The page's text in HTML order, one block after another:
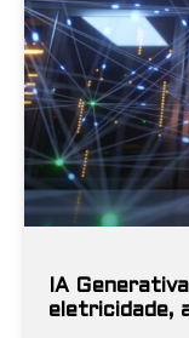
IA
eletricidade,